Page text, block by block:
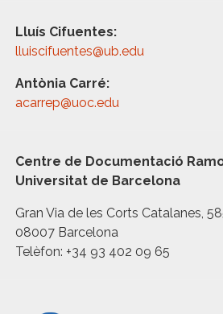
Lluís Cifuentes:
lluiscifuentes@ub.edu
Antònia Carré:
acarrep@uoc.edu
Centre de Documentació
Universitat de Barcelona
Gran Via de les Corts Catalanes,
08007 Barcelona
Telèfon: +34 93 402 09 65